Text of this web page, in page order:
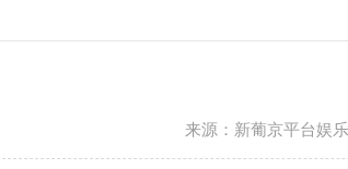
来源：新葡京平台